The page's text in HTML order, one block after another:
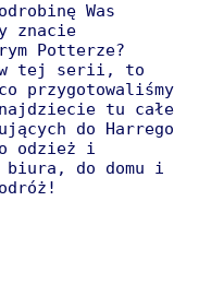
Was
znacie
Potterze?
tej serii, to
przygotowaliśmy
tu całe
do Harrego
odzież i
biura, do domu i